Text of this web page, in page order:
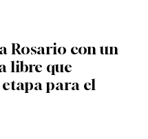
Rosario con un
libre que
para el